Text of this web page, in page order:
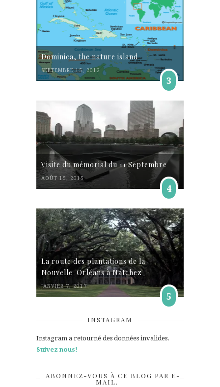
Dominica, the nature island
SEPTEMBRE 15, 2012
3
Visite du mémorial du 11 Septembre
AOÛT 15, 2015
4
La route des plantations de la
Nouvelle-Orléans à Natchez
JANVIER 7, 2017
5
INSTAGRAM
Instagram a retourné des données invalides.
Suivez nous!
ABONNEZ-VOUS À CE BLOG PAR E-
MAIL.